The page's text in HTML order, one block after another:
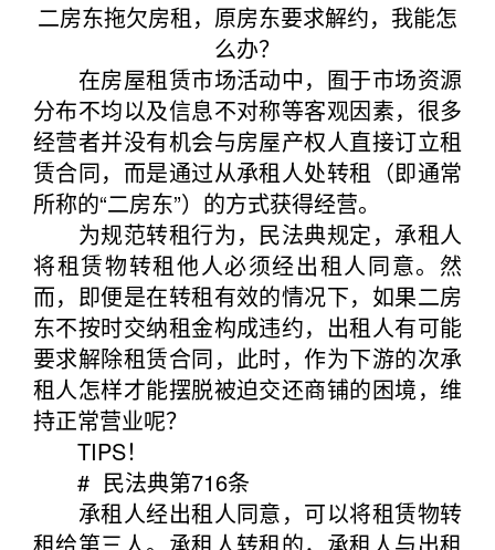
二房东拖欠房租，原房东要求解约，我能怎
么办？
在房屋租赁市场活动中，囿于市场资源
分布不均以及信息不对称等客观因素，很多
经营者并没有机会与房屋产权人直接订立租
赁合同，而是通过从承租人处转租（即通常
所称的“二房东”）的方式获得经营。
为规范转租行为，民法典规定，承租人
将租赁物转租他人必须经出租人同意。然
而，即便是在转租有效的情况下，如果二房
东不按时交纳租金构成违约，出租人有可能
要求解除租赁合同，此时，作为下游的次承
租人怎样才能摆脱被迫交还商铺的困境，维
持正常营业呢？
TIPS！
# 民法典第716条
承租人经出租人同意，可以将租赁物转